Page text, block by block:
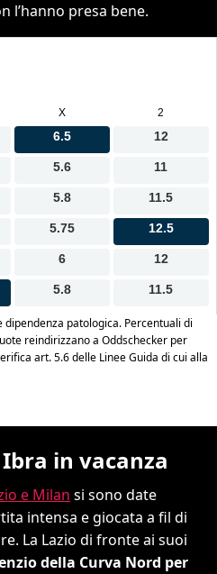
l’hanno presa bene.
in vacanza
e Milan si sono date
intensa e giocata a fil di
La Lazio di fronte ai suoi
della Curva Nord per